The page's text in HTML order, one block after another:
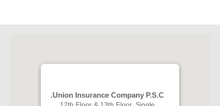
Union Insurance Company P.S.C.